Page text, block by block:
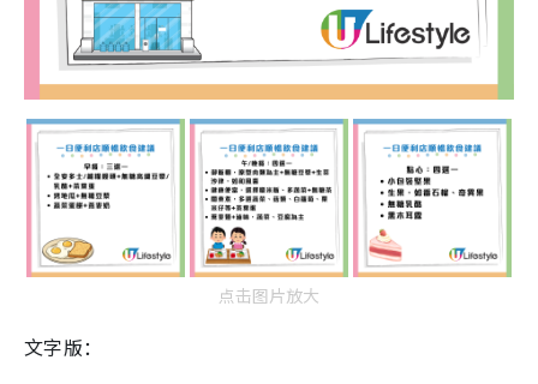
点击图片放大
文字版：